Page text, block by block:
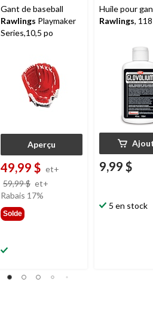
Gant de baseball
Rawlings Playmaker
Series,10,5 po
Aperçu
49,99 $ et+
59,99 $ et+
Rabais 17%
Solde
Huile pour
Rawlings,
9,99 $
5 en stock